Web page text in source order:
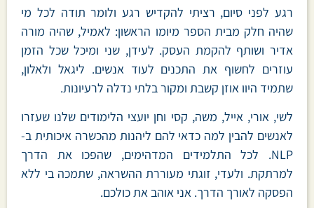
רגע לפני סיום, רציתי להקדיש רגע ולומר תודה לכל מי
שהיה חלק מבית הספר מיומו הראשון: לאמיל, שהיה מורה
אדיר ושותף להקמת העסק. לעידן, שני ומיכל שכל הזמן
עוזרים לחשוף את התכנים לעוד אנשים. ליגאל ולאלון,
שתמיד היוו אוזן קשבת ומקור בלתי נדלה לרעיונות.
לשי, אורי, אייל, משה, קסי וחן יועצי הלימודים שלנו שעזרו
לאנשים להבין למה כדאי להם ליהנות מהכשרה איכותית ב-
NLP. לכל התלמידים המדהימים, שהפכו את הדרך
למרתקת. ולעדי, זוגתי מעוררת ההשראה, שתמכה בי ללא
הפסקה לאורך הדרך. אני אוהב את כולכם.